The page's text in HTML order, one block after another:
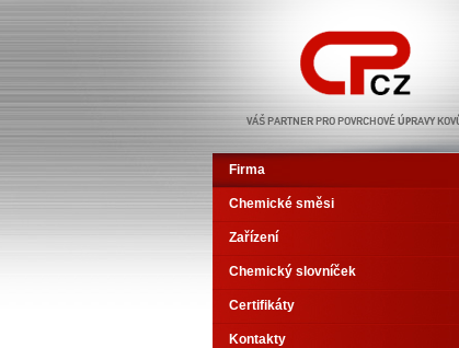
Firma
Chemické směsi
Zařízení
Chemický slovníček
Certifikáty
Kontakty